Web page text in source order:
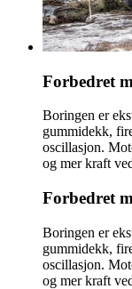
Forbedret
Boringen er
gummidekk,
oscillasjon.
og mer kraft
Forbedret
Boringen er
gummidekk,
oscillasjon.
og mer kraft